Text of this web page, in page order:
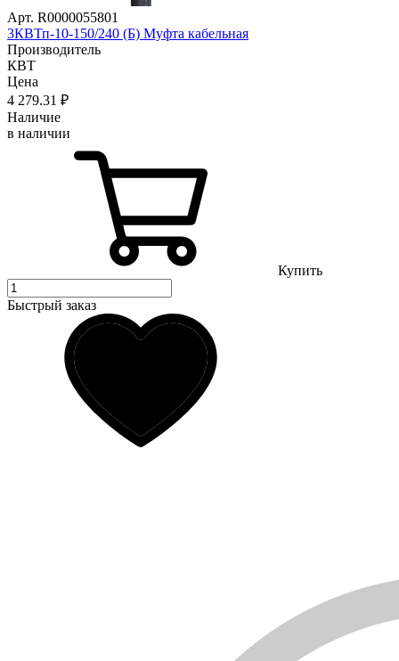
Арт. R0000055801
3КВТп-10-150/240 (Б) Муфта кабельная
Производитель
КВТ
Цена
4 279.31 ₽
Наличие
в наличии
Купить
Быстрый заказ